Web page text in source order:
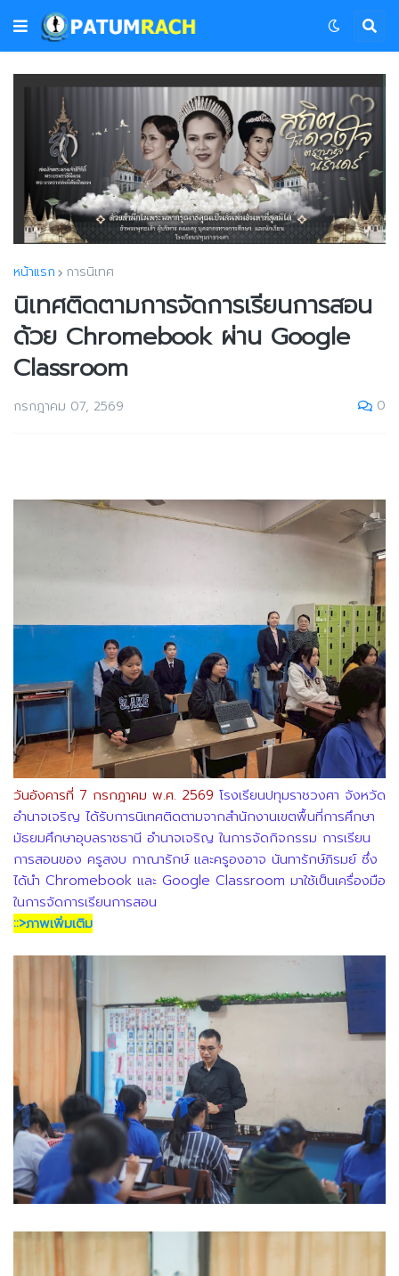
หน้าแรก การนิเทศ
นิเทศติดตามการจัดการเรียนการสอน
ด้วย Chromebook ผ่าน Google
Classroom
กรกฎาคม 07, 2569 0
วันอังคารที่ 7 กรกฎาคม พ.ศ. 2569 โรงเรียนปทุมราชวงศา จังหวัด
อำนาจเจริญ ได้รับการนิเทศติดตามจากสำนักงานเขตพื้นที่การศึกษา
มัธยมศึกษาอุบลราชธานี อำนาจเจริญ ในการจัดกิจกรรม การเรียน
การสอนของ ครูสงบ กาณารักษ์ และครูองอาจ นันทารักษ์ภิรมย์ ซึ่ง
ได้นำ Chromebook และ Google Classroom มาใช้เป็นเครื่องมือ
ในการจัดการเรียนการสอน
::>ภาพเพิ่มเติม